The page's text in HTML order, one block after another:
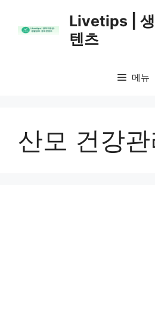
Livetips | 생
텐츠
메뉴
산모 건강관